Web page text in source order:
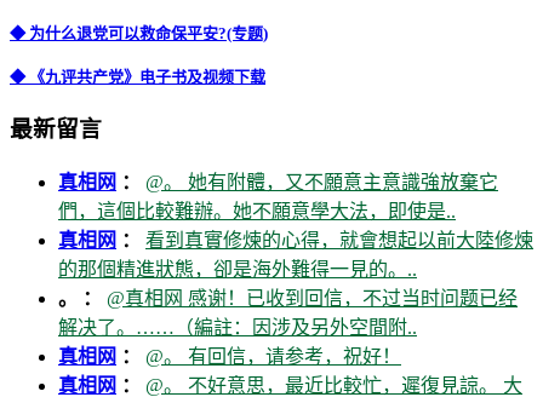
◆ 为什么退党可以救命保平安?(专题)
◆ 《九评共产党》电子书及视频下载
最新留言
真相网 ： @。 她有附體，又不願意主意識強放棄它
們，這個比較難辦。她不願意學大法，即使是..
真相网 ： 看到真實修煉的心得，就會想起以前大陸修煉
的那個精進狀態，卻是海外難得一見的。..
。 ： @真相网 感谢！已收到回信，不过当时问题已经
解决了。……（編註：因涉及另外空間附..
真相网 ： @。 有回信，请参考，祝好！
真相网 ： @。 不好意思，最近比較忙，遲復見諒。 大